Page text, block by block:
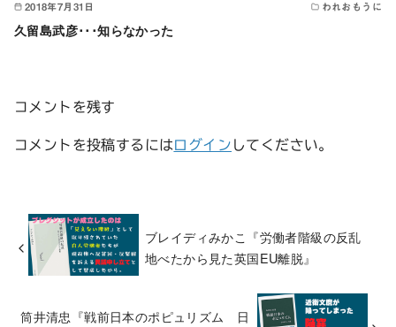
2018年7月31日 われおもうに
久留島武彦･･･知らなかった
コメントを残す
コメントを投稿するにはログイン してください。
ブレイディみかこ『労働者階級の反乱
地べたから見た英国EU離脱』
筒井清忠『戦前日本のポピュリズム 日